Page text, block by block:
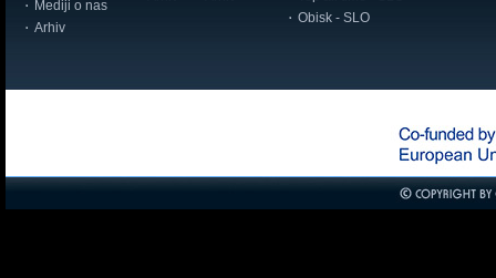
Mediji o nas
Arhiv
Obisk - SLO